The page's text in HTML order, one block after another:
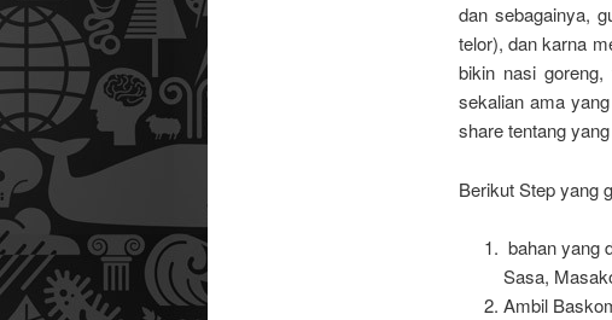
dan sebagainya,
telor), dan karna
bikin nasi
sekalian ama
share tentang
Berikut Step yang
bahan yang
Sasa,
Ambil